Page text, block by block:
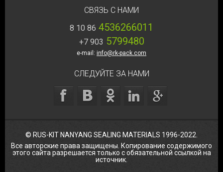
О КОМПАНИИ
О нас
Сотрудничество с нами
Наша история
Как стать дилером
КАТАЛОГ
Продукция
ЗАКАЗ ТОВАРА
Гарантии
Заказать товар
СВЯЗЬ С НАМИ
8 10 86 4536266011
+7 903 5799480
e-mail: info@rk-pack.com
СЛЕДУЙТЕ ЗА НАМИ
© RUS-KIT NANYANG SEALING MATERIALS 1996-2022.
Все авторские права защищены. Копирование содержимого
этого сайта разрешается только с обязательной ссылкой на
источник.